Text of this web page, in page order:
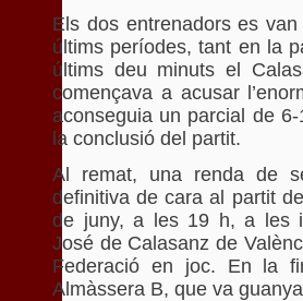
Els dos entrenadors es
últims períodes, tant en la
últims deu minuts el
començava a acusar
aconseguia un parcial de
la conclusió del partit.
Al remat, una renda de
definitiva de cara al partit
de juny, a les 19 h, a les
José de Calasanz de
Federació en joc. En la
Almàssera B, que va